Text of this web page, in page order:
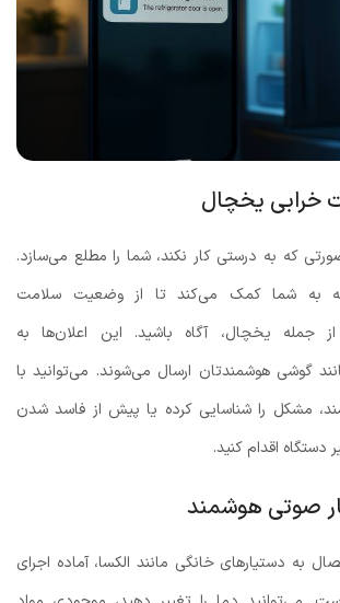
خرابی یخچال
که به درستی کار نکند، شما را مطلع می‌سازد.
به شما کمک می‌کند تا از وضعیت سلامت
جمله یخچال، آگاه باشید. این اعلان‌ها به
گوشی هوشمندتان ارسال می‌شوند. می‌توانید با
مشکل را شناسایی کرده یا پیش از فاسد شدن
دستگاه اقدام کنید.
صوتی هوشمند
به دستیارهای خانگی مانند الکسا، آماده اجرای